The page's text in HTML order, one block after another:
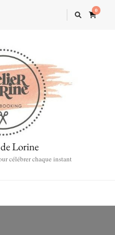
0
Lorine
célébrer chaque instant